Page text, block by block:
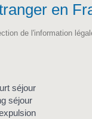
en
de l'information
séjour
séjour